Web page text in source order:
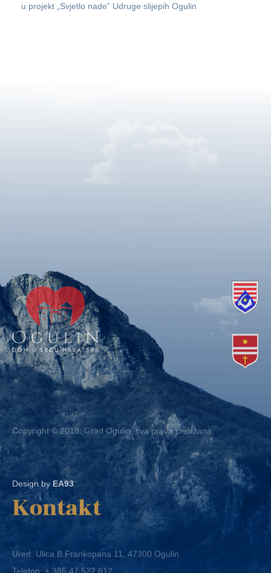
u projekt „Svjetlo nade” Udruge slijepih Ogulin
Copyright © 2018. Grad Ogulin, sva prava pridržana.
Design by EA93
Kontakt
Ured: Ulica B.Frankopana 11, 47300 Ogulin
Telefon:+ 385 47 522 612
Telefaks: + 385 47 522 821